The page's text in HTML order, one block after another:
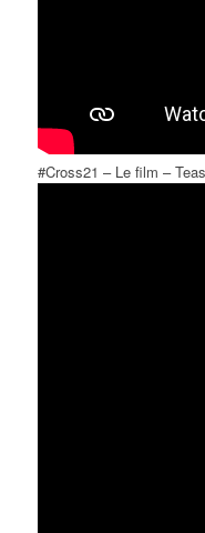
#Cross21 – Le film –